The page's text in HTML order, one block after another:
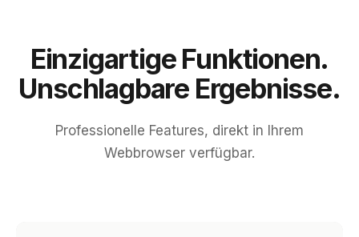
Einzigartige Funktionen.
Unschlagbare Ergebnisse.
Professionelle Features, direkt in Ihrem
Webbrowser verfügbar.